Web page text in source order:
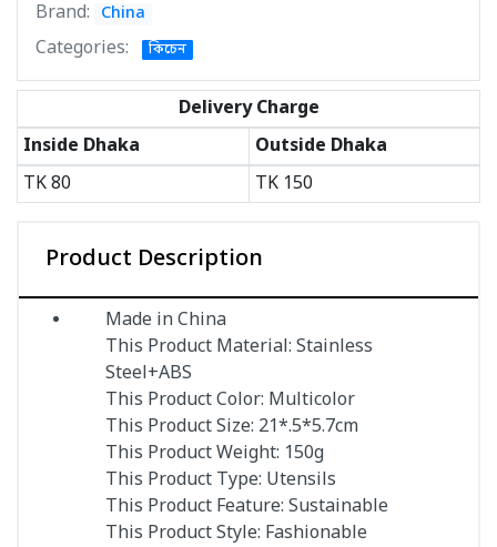
Brand: China
Categories: কিচেন
Delivery Charge
Inside Dhaka
Outside Dhaka
TK80 TK 150
Product Description
Made in China
This Product Material: Stainless
Steel+ABS
This Product Color: Multicolor
This Product Size: 21*.5*5.7cm
This Product Weight: 150g
This Product Type: Utensils
This Product Feature: Sustainable
This Product Style: Fashionable